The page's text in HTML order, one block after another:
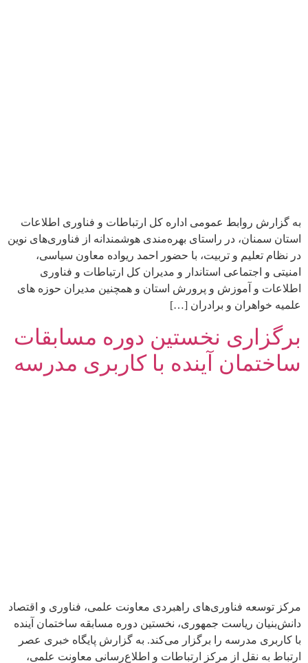
به گزارش روابط عمومی اداره کل ارتباطات و فناوری اطلاعات
استان سمنان، در راستای بهره‌مندی هوشمندانه از فناوری‌های نوین
در نظام تعلیم و تربیت، با حضور احمد ریواده معاون سیاسی،
امنیتی و اجتماعی استاندار و مدیران کل ارتباطات و فناوری
اطلاعات و آموزش و پرورش استان و همچنین مدیران حوزه های
علمیه خواهران و برادران […]
برگزاری نخستین دوره مسابقات
ساختمان آینده با کاربری مدرسه
مرکز توسعه فناوری‌های راهبردی معاونت علمی، فناوری و اقتصاد
دانش‌بنیان ریاست جمهوری، نخستین دوره مسابقه ساختمان آینده
با کاربری مدرسه را برگزار می‌کند. به گزارش پایگاه خبری عصر
ارتباط به نقل از مرکز ارتباطات و اطلاع‌رسانی معاونت علمی،